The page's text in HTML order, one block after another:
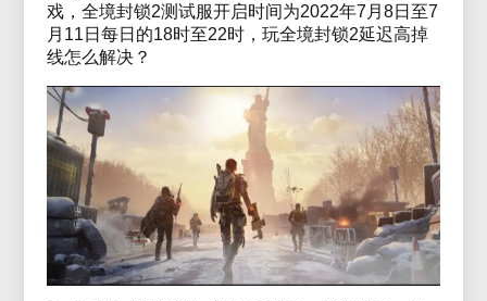
戏，全境封锁2测试服开启时间为2022年7月8日至7
月11日每日的18时至22时，玩全境封锁2延迟高掉
线怎么解决？